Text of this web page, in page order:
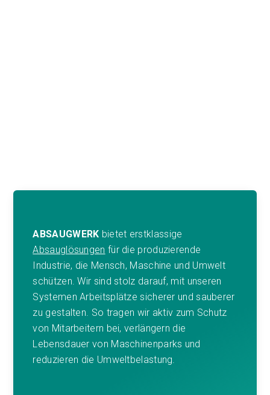
ABSAUGWERK bietet erstklassige
Absauglösungen für die produzierende
Industrie, die Mensch, Maschine und Umwelt
schützen. Wir sind stolz darauf, mit unseren
Systemen Arbeitsplätze sicherer und sauberer
zu gestalten. So tragen wir aktiv zum Schutz
von Mitarbeitern bei, verlängern die
Lebensdauer von Maschinenparks und
reduzieren die Umweltbelastung.